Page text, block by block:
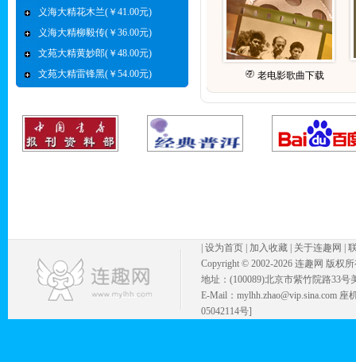
义海大精花木兰(￥41.00元)
义海大精柳毅传(￥36.00元)
文苑大精黄妙郎(￥48.00元)
文苑大精雷锋黑(￥54.00元)
老电影歌曲下载
设为首页 加入收藏 关于连趣网
Copyright © 2002-2026 连趣网 版权
地址：(100089)北京市紫竹院路33号
E-Mail：mylhh.zhao@vip.sina.com
05042114号]